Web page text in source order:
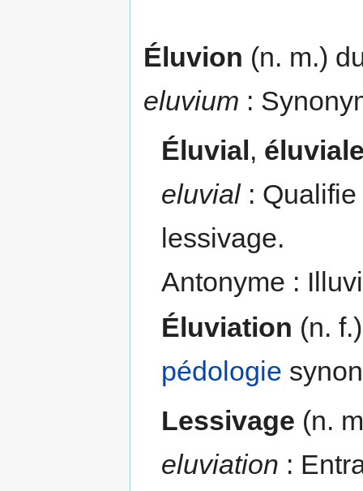
Éluvion (n. m.)
eluvium :
Éluvial,
eluvial:
lessivage.
Antonyme :
Éluviation (n.
pédologie
Lessivage (n.
eluviation :